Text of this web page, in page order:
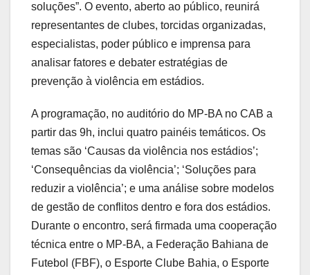
soluções”. O evento, aberto ao público, reunirá
representantes de clubes, torcidas organizadas,
especialistas, poder público e imprensa para
analisar fatores e debater estratégias de
prevenção à violência em estádios.
A programação, no auditório do MP-BA no CAB a
partir das 9h, inclui quatro painéis temáticos. Os
temas são ‘Causas da violência nos estádios’;
‘Consequências da violência’; ‘Soluções para
reduzir a violência’; e uma análise sobre modelos
de gestão de conflitos dentro e fora dos estádios.
Durante o encontro, será firmada uma cooperação
técnica entre o MP-BA, a Federação Bahiana de
Futebol (FBF), o Esporte Clube Bahia, o Esporte